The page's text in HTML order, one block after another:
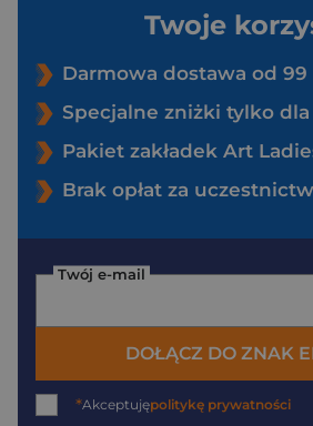
Twoje
Darmowa dostawa od 99
Specjalne zniżki tylko
Pakiet zakładek Art
Brak opłat za
Twój e-mail
DOŁĄCZ DO ZNAK
*Akceptujępolitykę prywatności